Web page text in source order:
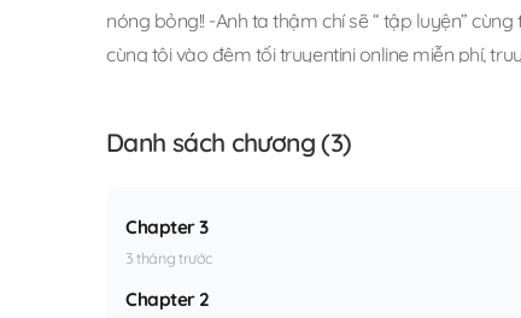
nóng bỏng!! -Anh ta thậm chí sẽ “ tập luyện”
cùng tôi vào đêm tối truyentini online miễn phí,
trai ở phòng gym này thật quá nóng bỏng!! -Anh
Danh sách chương (3)
Chapter 3
3 tháng trước
Chapter 2